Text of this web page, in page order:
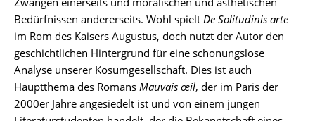
Bedürfnissen andererseits. Wohl spielt De Solitudinis arte
im Rom des Kaisers Augustus, doch nutzt der Autor den
geschichtlichen Hintergrund für eine schonungslose
Analyse unserer Kosumgesellschaft. Dies ist auch
Hauptthema des Romans Mauvais œil, der im Paris der
2000er Jahre angesiedelt ist und von einem jungen